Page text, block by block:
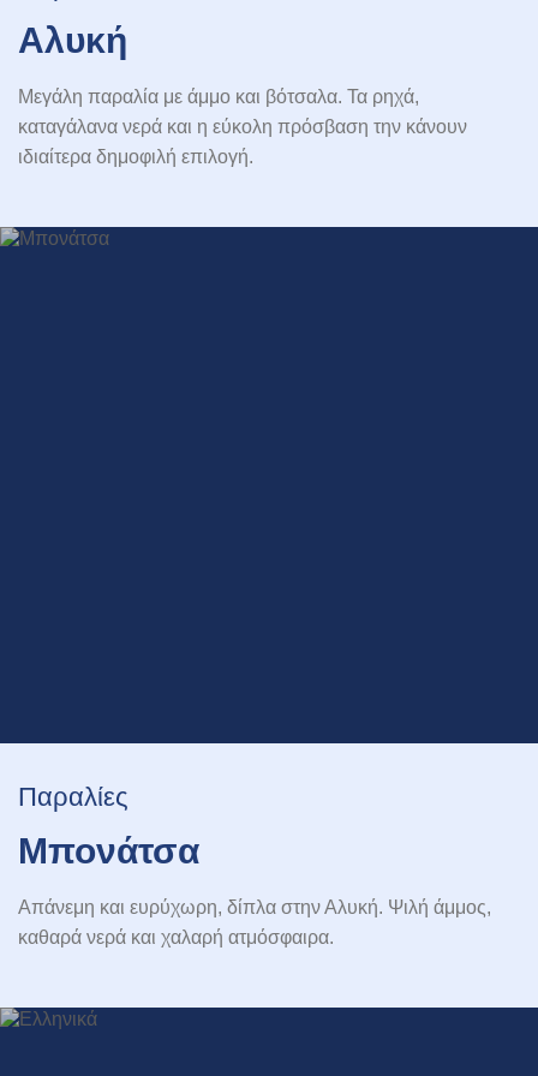
Αλυκή
Μεγάλη παραλία με άμμο και βότσαλα. Τα ρηχά,
καταγάλανα νερά και η εύκολη πρόσβαση την κάνουν
ιδιαίτερα δημοφιλή επιλογή.
Παραλίες
Μπονάτσα
Απάνεμη και ευρύχωρη, δίπλα στην Αλυκή. Ψιλή άμμος,
καθαρά νερά και χαλαρή ατμόσφαιρα.